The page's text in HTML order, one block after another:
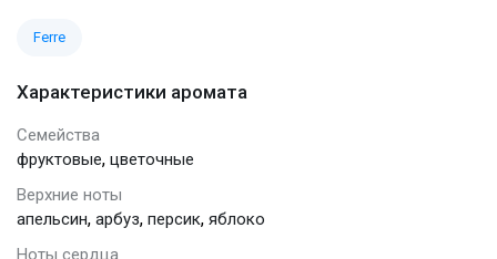
Ferre
Характеристики аромата
Семейства
фруктовые, цветочные
Верхние ноты
апельсин, арбуз, персик, яблоко
Ноты сердца